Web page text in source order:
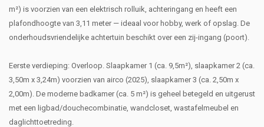
m²) is voorzien van een elektrisch rolluik, achteringang en heeft een
plafondhoogte van 3,11 meter — ideaal voor hobby, werk of opslag. De
onderhoudsvriendelijke achtertuin beschikt over een zij-ingang (poort).
Eerste verdieping: Overloop. Slaapkamer 1 (ca. 9,5m²), slaapkamer 2 (ca.
3,50m x 3,24m) voorzien van airco (2025), slaapkamer 3 (ca. 2,50m x
2,00m). De moderne badkamer (ca. 5 m²) is geheel betegeld en uitgerust
met een ligbad/douchecombinatie, wandcloset, wastafelmeubel en
daglichttoetreding.